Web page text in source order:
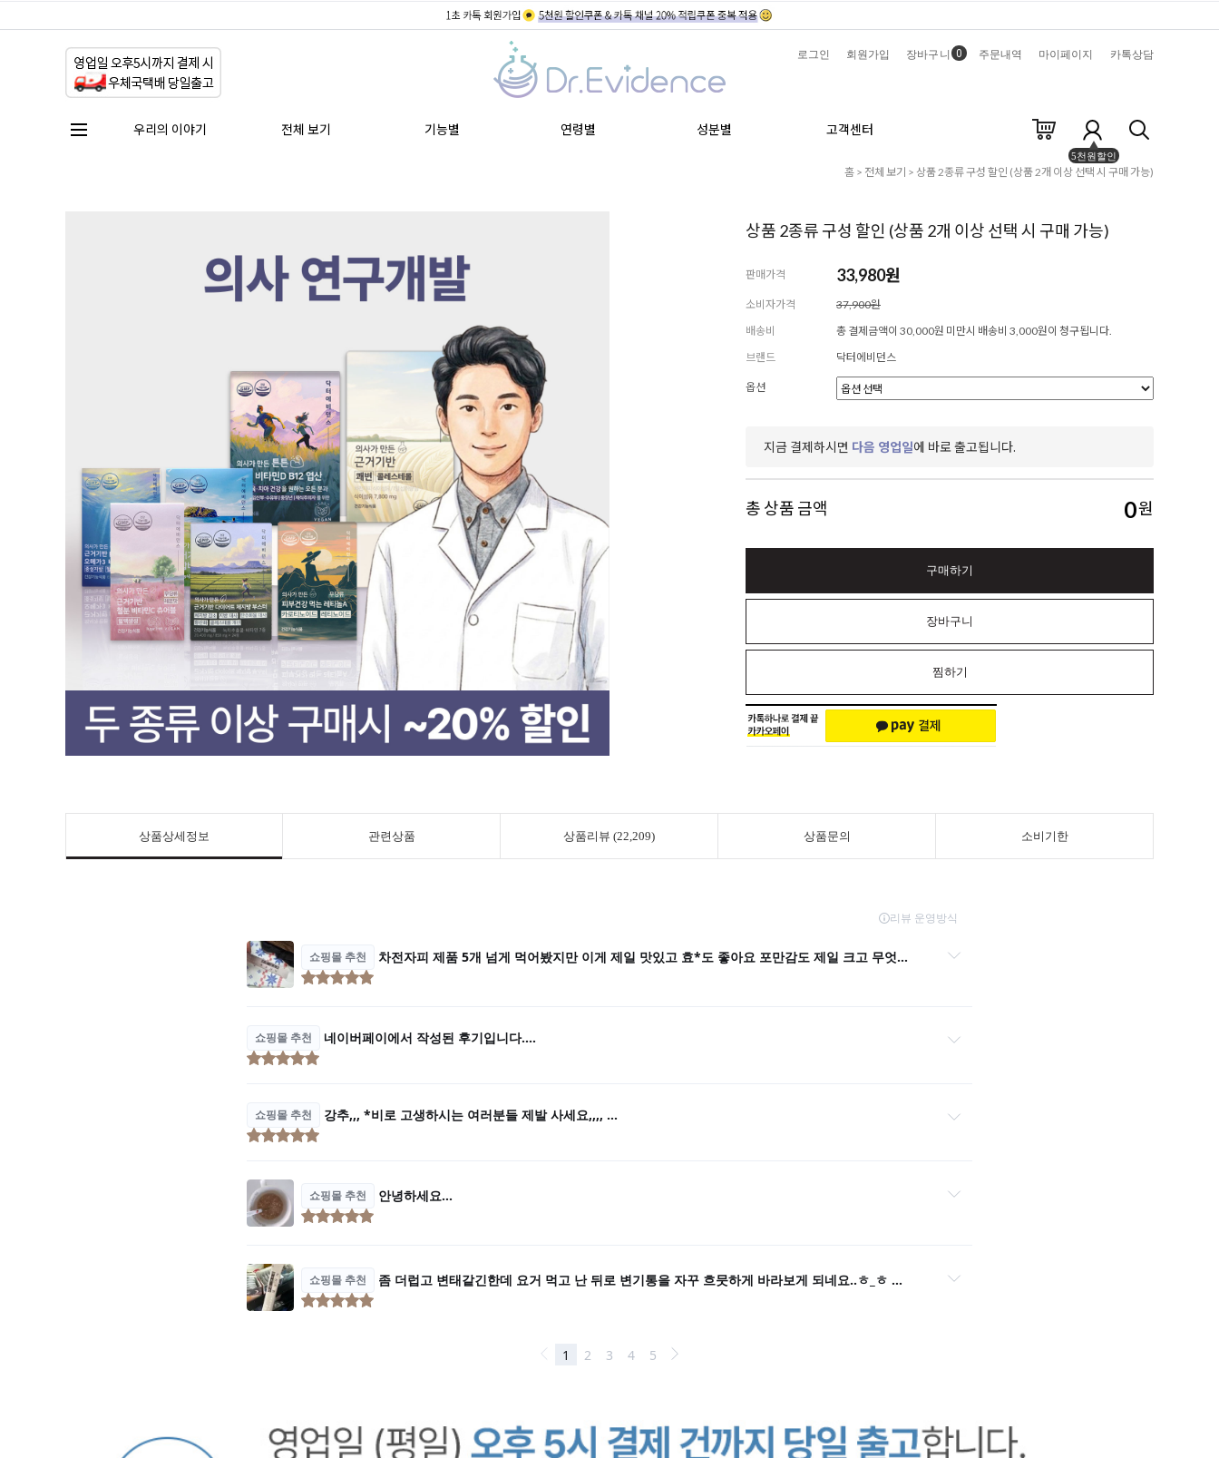
로그인 회원가입 장바구니 0 주문내역 마이페이지 카톡상담
우리의 이야기 전체 보기 기능별 연령별 성분별 고객센터
5천원할인
홈 > 전체 보기 > 상품 2종류 구성 할인 (상품 2개 이상 선택 시 구매 가능)
상품 2종류 구성 할인 (상품 2개 이상 선택 시 구매 가능)
판매가격 33,980원
소비자가격
37,900원
배송비
총 결제금액이 30,000원 미만시 배송비 3,000원이 청구됩니다.
브랜드
닥터에비던스
옵션
지금 결제하시면 다음 영업일에 바로 출고됩니다.
총 상품 금액 0원
구매하기
장바구니
찜하기
상품상세정보 관련상품 상품리뷰 (22,209) 상품문의 소비기한